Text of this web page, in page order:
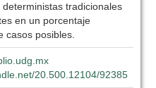
deterministas tradicionales
en un porcentaje
casos posibles.
20.500.12104/92385